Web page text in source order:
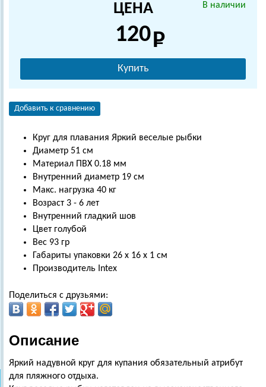
В наличии
ЦЕНА
120
Купить
Добавить к сравнению
Круг для плавания Яркий веселые рыбки
Диаметр 51 см
Материал ПВХ 0.18 мм
Внутренний диаметр 19 см
Maкс. нагрузка 40 кг
Возраст 3 - 6 лет
Внутренний гладкий шов
Цвет голубой
Вес 93 гр
Габариты упаковки 26 х 16 х 1 см
Производитель Intex
Поделиться с друзьями:
Описание
Яркий надувной круг для купания обязательный атрибут
для пляжного отдыха.